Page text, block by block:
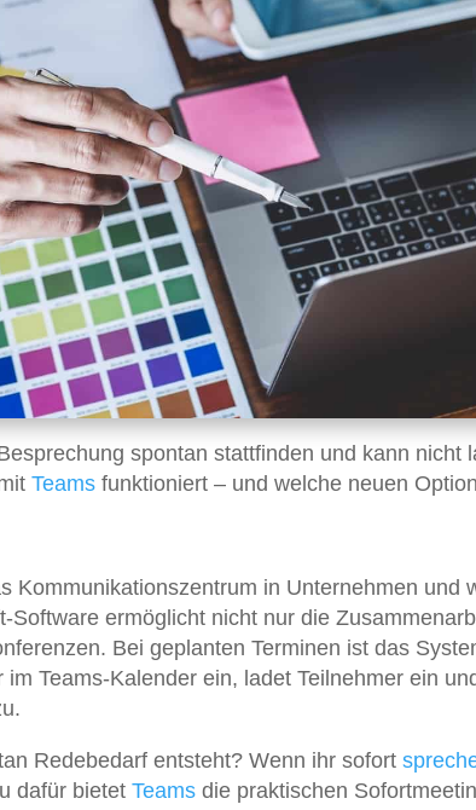
spontan stattfinden und kann nicht
Teams funktioniert – und welche neuen
Kommunikationszentrum in Unternehmen und
Software ermöglicht nicht nur die
Bei geplanten Terminen ist das
im Teams-Kalender ein, ladet Teilnehmer ein
Redebedarf entsteht? Wenn ihr sofort
dafür bietet Teams die praktischen